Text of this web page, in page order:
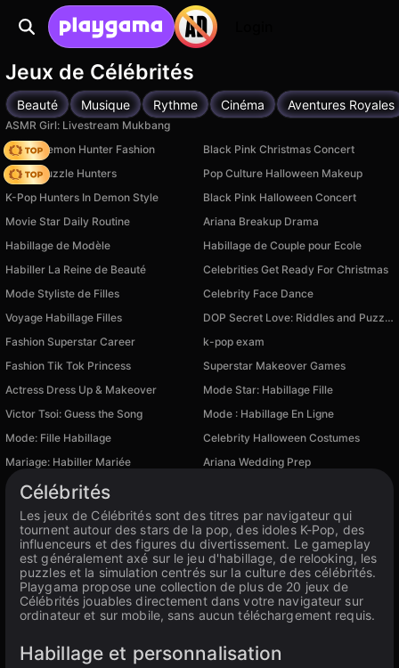
Jeux de Célébrités
Beauté Musique Rythme Cinéma Aventures Royales
ASMR Girl: Livestream Mukbang
K-Pop Demon Hunter Fashion
Black Pink Christmas Concert
K-Pop Puzzle Hunters
Pop Culture Halloween Makeup
K-Pop Hunters In Demon Style
Black Pink Halloween Concert
Movie Star Daily Routine
Ariana Breakup Drama
Habillage de Modèle
Habillage de Couple pour Ecole
Habiller La Reine de Beauté
Celebrities Get Ready For Christmas
Mode Styliste de Filles
Celebrity Face Dance
Voyage Habillage Filles
DOP Secret Love: Riddles and Puzzles
Fashion Superstar Career
k-pop exam
Fashion Tik Tok Princess
Superstar Makeover Games
Actress Dress Up & Makeover
Mode Star: Habillage Fille
Victor Tsoi: Guess the Song
Mode : Habillage En Ligne
Mode: Fille Habillage
Celebrity Halloween Costumes
Mariage: Habiller Mariée
Ariana Wedding Prep
Célébrités
Les jeux de Célébrités sont des titres par navigateur qui
tournent autour des stars de la pop, des idoles K-Pop, des
influenceurs et des figures du divertissement. Le gameplay
est généralement axé sur le jeu d'habillage, de relooking, les
puzzles et la simulation centrés sur la culture des célébrités.
Playgama propose une collection de plus de 20 jeux de
Célébrités jouables directement dans votre navigateur sur
ordinateur et sur mobile, sans aucun téléchargement requis.
Habillage et personnalisation